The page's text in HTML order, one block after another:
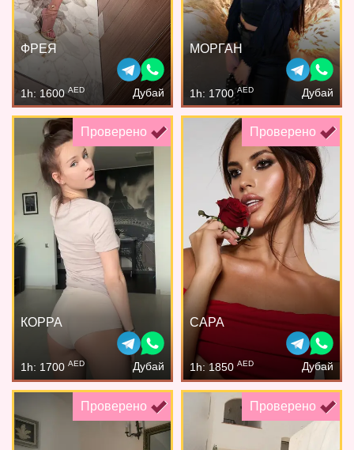
ФРЕЯ
1h: 1600AED Дубай
МОРГАН
1h: 1700AED Дубай
Проверено
КОРРА
1h: 1700 AED Дубай
Проверено
САРА
1h: 1850 AED Дубай
Проверено Проверено